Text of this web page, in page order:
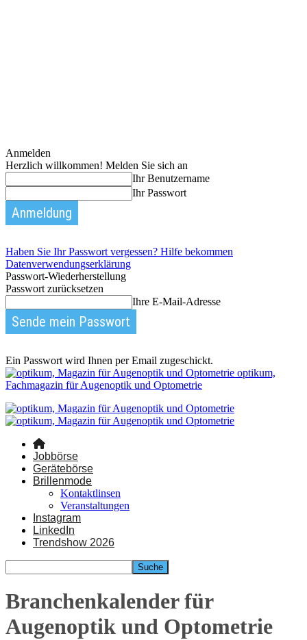
Anmelden
Herzlich willkommen! Melden Sie sich an
Ihr Benutzername
Ihr Passwort
Haben Sie Ihr Passwort vergessen? Hilfe bekommen
Datenverwendungserklärung
Passwort-Wiederherstellung
Passwort zurücksetzen
Ihre E-Mail-Adresse
Ein Passwort wird Ihnen per Email zugeschickt.
optikum,
Fachmagazin für Augenoptik und Optometrie
Jobbörse
Gerätebörse
Brillenmode
Kontaktlinsen
Veranstaltungen
Instagram
LinkedIn
Trendshow 2026
Branchenkalender für
Augenoptik und Optometrie